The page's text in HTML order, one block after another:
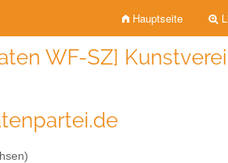
Hauptseite
WF-SZ]